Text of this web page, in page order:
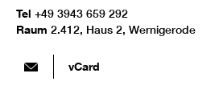
Tel +49 3943 659 292
Raum 2.412, Haus 2, Wernigerode
vCard